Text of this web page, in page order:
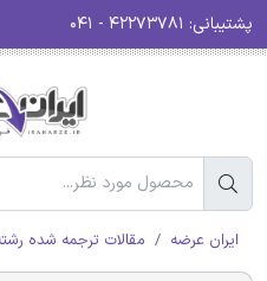
پشتیبانی:
ایران عرضه مقالات ترجمه شده